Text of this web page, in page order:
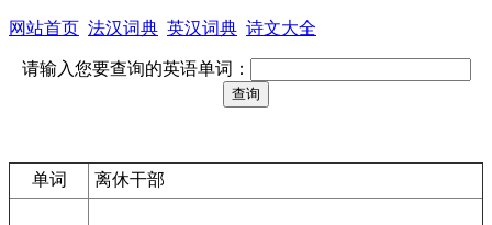
网站首页 法汉词典 英汉词典 诗文大全
请输入您要查询的英语单词：
单词 离休干部